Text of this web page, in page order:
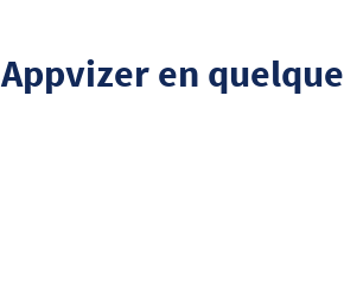
Appvizer en